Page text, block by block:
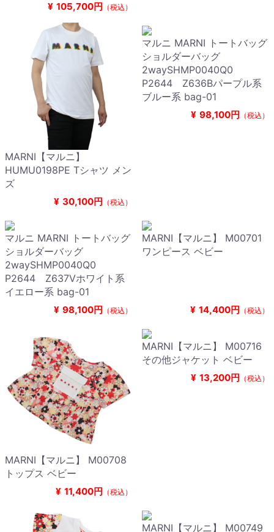
¥ 105,700円 （税込）
MARNI【マルニ】
HUMU0198PE Tシャツ メン
ズ
¥ 30,100円 （税込）
マルニ MARNI トートバッグ
ショルダーバッグ
2waySHMP0040Q0
P2644 Z636Bパープル系
ブルー系 bag-01
¥ 98,100円 （税込）
マルニ MARNI トートバッグ
ショルダーバッグ
2waySHMP0040Q0
P2644 Z637Vホワイト系
イエロー系 bag-01
¥ 98,100円 （税込）
MARNI【マルニ】 M00701
ワンピース ベビー
¥ 14,400円 （税込）
MARNI【マルニ】 M00708
トップス ベビー
¥ 11,400円 （税込）
MARNI【マルニ】 M00716
その他ジャケット ベビー
¥ 13,200円 （税込）
MARNI【マルニ】 M00749